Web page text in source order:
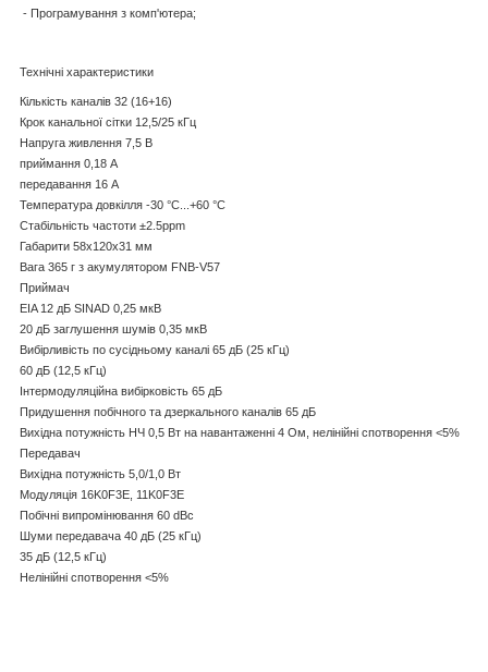
- Програмування з комп'ютера;
Технічні характеристики
Кількість каналів 32 (16+16)
Крок канальної сітки 12,5/25 кГц
Напруга живлення 7,5 В
приймання 0,18 А
передавання 16 А
Температура довкілля -30 °C...+60 °C
Стабільність частоти ±2.5ppm
Габарити 58х120х31 мм
Вага 365 г з акумулятором FNB-V57
Приймач
EIA 12 дБ SINAD 0,25 мкВ
20 дБ заглушення шумів 0,35 мкВ
Вибірливість по сусідньому каналі 65 дБ (25 кГц)
60 дБ (12,5 кГц)
Інтермодуляційна вибірковість 65 дБ
Придушення побічного та дзеркального каналів 65 дБ
Вихідна потужність НЧ 0,5 Вт на навантаженні 4 Ом, нелінійні спотворення <5%
Передавач
Вихідна потужність 5,0/1,0 Вт
Модуляція 16K0F3E, 11K0F3E
Побічні випромінювання 60 dBc
Шуми передавача 40 дБ (25 кГц)
35 дБ (12,5 кГц)
Нелінійні спотворення <5%